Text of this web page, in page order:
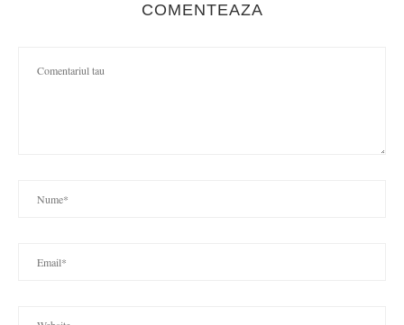
COMENTEAZA